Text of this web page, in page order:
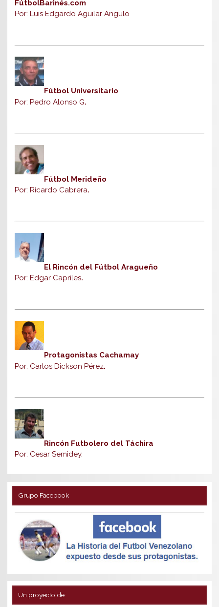
FútbolBarinés.com
Por: Luis Edgardo Aguilar Angulo
Fútbol Universitario
Por: Pedro Alonso G.
Fútbol Merideño
Por: Ricardo Cabrera.
El Rincón del Fútbol Aragueño
Por: Edgar Capriles.
Protagonistas Cachamay
Por: Carlos Dickson Pérez.
Rincón Futbolero del Táchira
Por: Cesar Semidey.
Grupo Facebook
Un proyecto de: